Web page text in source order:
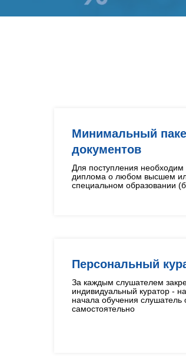
Минимальный
документов
Для поступления необходим
диплома о любом высшем
специальном образовании
Персональный
За каждым слушателем
индивидуальный куратор -
начала обучения слушатель
самостоятельно